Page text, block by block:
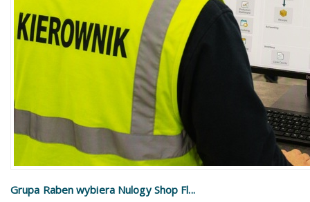
Grupa Raben wybiera Nulogy Shop Fl...